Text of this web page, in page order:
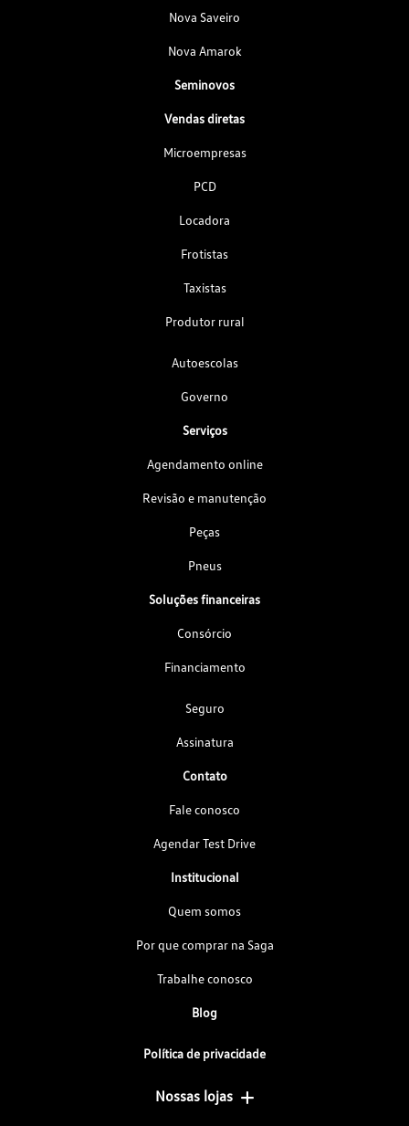
Nova Saveiro
Nova Amarok
Seminovos
Vendas diretas
Microempresas
PCD
Locadora
Frotistas
Taxistas
Produtor rural
Autoescolas
Governo
Serviços
Agendamento online
Revisão e manutenção
Peças
Pneus
Soluções financeiras
Consórcio
Financiamento
Seguro
Assinatura
Contato
Fale conosco
Agendar Test Drive
Institucional
Quem somos
Por que comprar na Saga
Trabalhe conosco
Blog
Política de privacidade
Nossas lojas